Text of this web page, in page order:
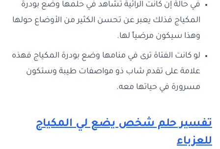
في حالة إن كانت الرائية تشاهد في حلمها وضع بودرة
المكياج فذلك يعبر عن تحسن الكثير من الأوضاع حولها
وهذا سيكون مرضياً لها.
لو كانت الفتاة ترى في منامها وضع بودرة المكياج فهذه
علامة على تقدم شاب ذو مواصفات طيبة وستكون
مسرورة في حياتها معه.
تفسير حلم شخص يضع لي المكياج
للعزباء